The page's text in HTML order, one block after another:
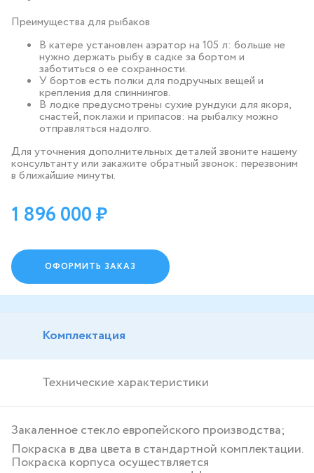
Преимущества для рыбаков
В катере установлен аэратор на 105 л: больше не
нужно держать рыбу в садке за бортом и
заботиться о ее сохранности.
У бортов есть полки для подручных вещей и
крепления для спиннингов.
В лодке предусмотрены сухие рундуки для якоря,
снастей, поклажи и припасов: на рыбалку можно
отправляться надолго.
Для уточнения дополнительных деталей звоните нашему
консультанту или закажите обратный звонок: перезвоним
в ближайшие минуты.
1 896 000
ОФОРМИТЬ ЗАКАЗ
Комплектация
Технические характеристики
Закаленное стекло европейского производства;
Покраска в два цвета в стандартной комплектации.
Покраска корпуса осуществляется